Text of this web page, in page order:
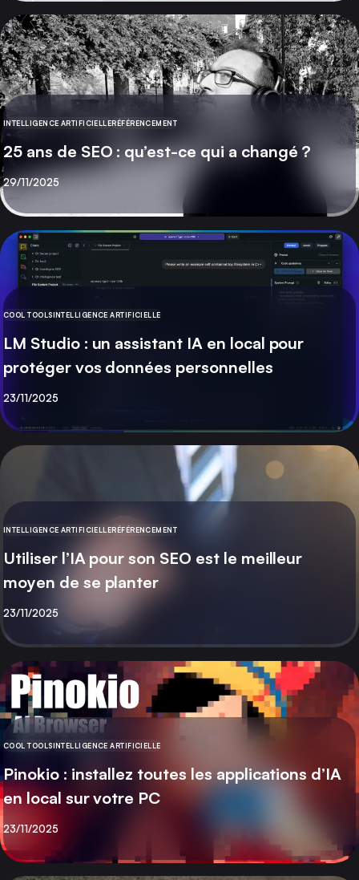
CATÉGORIE
INTELLIGENCE ARTIFICIELLERÉFÉRENCEMENT
25 ans de SEO : qu’est-ce qui a changé ?
Publié
29/11/2025
CATÉGORIE
COOL TOOLSINTELLIGENCE ARTIFICIELLE
LM Studio : un assistant IA en local pour
protéger vos données personnelles
Publié
23/11/2025
CATÉGORIE
INTELLIGENCE ARTIFICIELLERÉFÉRENCEMENT
Utiliser l’IA pour son SEO est le meilleur
moyen de se planter
Publié
23/11/2025
CATÉGORIE
COOL TOOLSINTELLIGENCE ARTIFICIELLE
Pinokio : installez toutes les applications d’IA
en local sur votre PC
Publié
23/11/2025